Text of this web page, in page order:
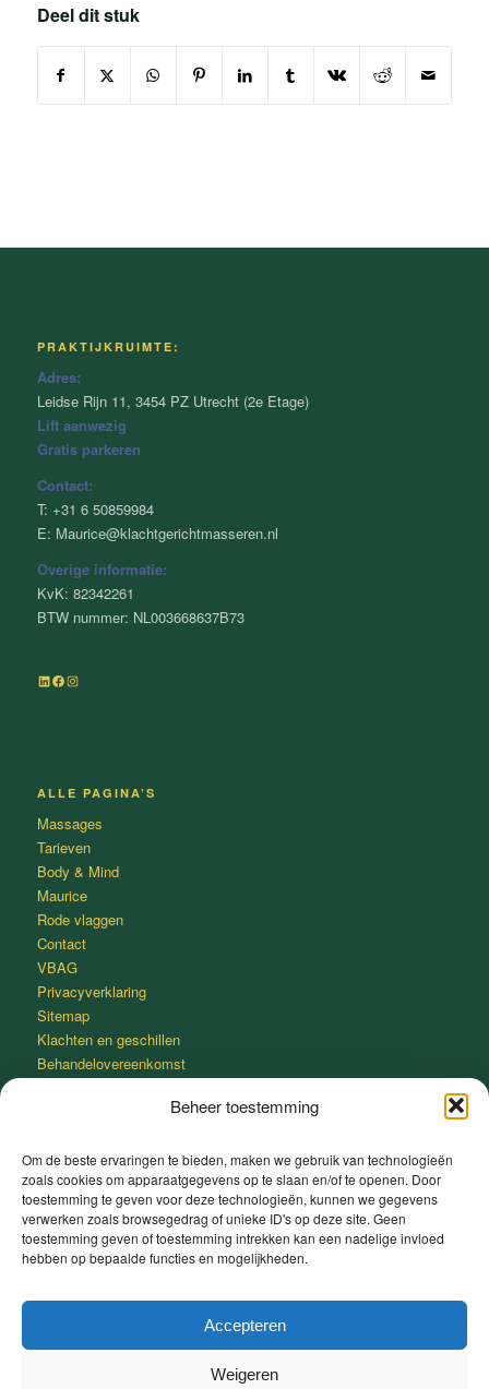
Beheer toestemming
Om de beste ervaringen te bieden, maken we gebruik van technologieën
zoals cookies om apparaatgegevens op te slaan en/of te openen. Door
toestemming te geven voor deze technologieën, kunnen we gegevens
verwerken zoals browsegedrag of unieke ID's op deze site. Geen
toestemming geven of toestemming intrekken kan een nadelige invloed
hebben op bepaalde functies en mogelijkheden.
Accepteren
Weigeren
Deel dit stuk
PRAKTIJKRUIMTE:
Adres:
Leidse Rijn 11, 3454 PZ Utrecht (2e Etage)
Lift aanwezig
Gratis parkeren
Contact:
T: +31 6 50859984
E: Maurice@klachtgerichtmasseren.nl
Overige informatie:
KvK: 82342261
BTW nummer: NL003668637B73
LinkedIn
Facebook
Instagram
ALLE PAGINA’S
Massages
Tarieven
Body & Mind
Maurice
Rode vlaggen
Contact
VBAG
Privacyverklaring
Sitemap
Klachten en geschillen
Behandelovereenkomst
SNEL IN SLAAP VALLEN MET DE 4-7-8 METHODE
Adem gedurende 4 seconden heel rustig in door je neus.
Houd je adem 7 seconden in.
Adem heel rustig uit door je mond gedurende 8 seconden.
Slaap lekker